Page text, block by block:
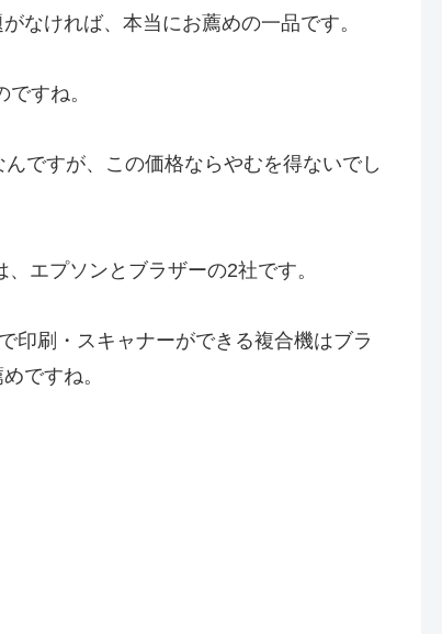
なければ、本当にお薦めの一品です。
すね。
ですが、この価格ならやむを得ないでし
エプソンとブラザーの2社です。
印刷・スキャナーができる複合機はブラ
ですね。